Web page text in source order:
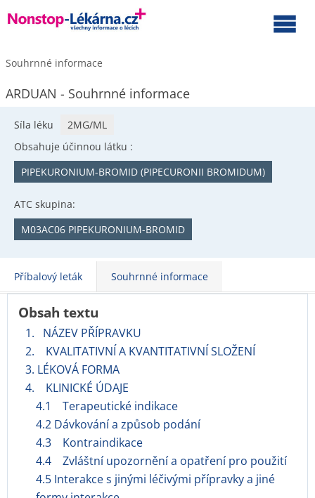
Souhrnné informace
ARDUAN - Souhrnné informace
Síla léku
2MG/ML
Obsahuje účinnou látku :
PIPEKURONIUM-BROMID (PIPECURONII BROMIDUM)
ATC skupina:
M03AC06 PIPEKURONIUM-BROMID
Příbalový leták Souhrnné informace
Obsah textu
1. NÁZEV PŘÍPRAVKU
2. KVALITATIVNÍ A KVANTITATIVNÍ SLOŽENÍ
3. LÉKOVÁ FORMA
4. KLINICKÉ ÚDAJE
4.1 Terapeutické indikace
4.2 Dávkování a způsob podání
4.3 Kontraindikace
4.4 Zvláštní upozornění a opatření pro použití
4.5 Interakce s jinými léčivými přípravky a jiné